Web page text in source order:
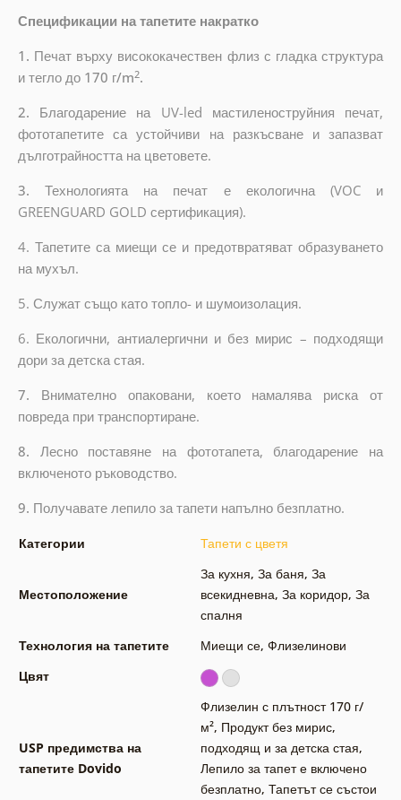
Спецификации на тапетите накратко
1. Печат върху висококачествен флиз с гладка структура
и тегло до170 г/m2.
2. Благодарение на UV-led мастиленоструйния печат,
фототапетите са устойчиви на разкъсване и запазват
дълготрайността на цветовете.
3.Технологията на печат е екологична (VOC и
GREENGUARD GOLD сертификация).
4. Тапетите са миещи се и предотвратяват образуването
на мухъл.
5. Служат също като топло- и шумоизолация.
6. Екологични, антиалергични и без мирис – подходящи
дори за детска стая.
7. Внимателно опаковани, което намалява риска от
повреда при транспортиране.
8. Лесно поставяне на фототапета, благодарение на
включеното ръководство.
9. Получавате лепило за тапети напълно безплатно.
Категории Тапети с цветя
Местоположение
За кухня, За баня, За
всекидневна, За коридор, За
спалня
Технология на тапетите
Миещи се, Флизелинови
Цвят
USP предимства на
тапетите Dovido
Флизелин с плътност 170 г/
м², Продукт без мирис,
подходящ и за детска стая,
Лепило за тапет е включено
безплатно, Тапетът се състои